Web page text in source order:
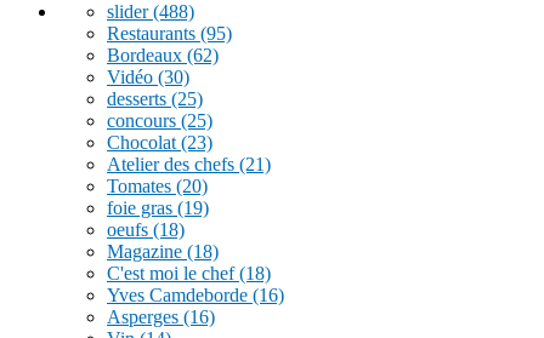
slider(488)
Restaurants (95)
Bordeaux (62)
Vidéo (30)
desserts (25)
concours (25)
Chocolat (23)
Atelier des chefs (21)
Tomates (20)
foie gras (19)
oeufs (18)
Magazine (18)
C'est moi le chef(18)
Yves Camdeborde (16)
Asperges (16)